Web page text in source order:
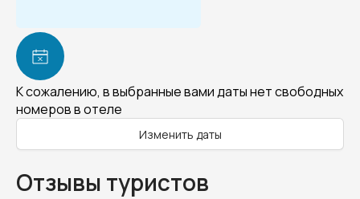
К сожалению, в выбранные вами даты нет свободных
номеров в отеле
Изменить даты
Отзывы туристов